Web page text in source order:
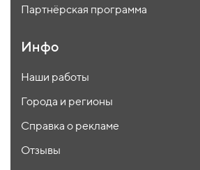
Партнёрская программа
Инфо
Наши работы
Города и регионы
Справка о рекламе
Отзывы